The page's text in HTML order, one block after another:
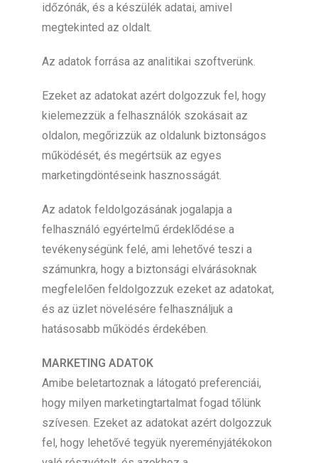
időzónák, és a készülék adatai, amivel
megtekinted az oldalt.
Az adatok forrása az analitikai szoftverünk.
Ezeket az adatokat azért dolgozzuk fel, hogy
kielemezzük a felhasználók szokásait az
oldalon, megőrizzük az oldalunk biztonságos
működését, és megértsük az egyes
marketingdöntéseink hasznosságát.
Az adatok feldolgozásának jogalapja a
felhasználó egyértelmű érdeklődése a
tevékenységünk felé, ami lehetővé teszi a
számunkra, hogy a biztonsági elvárásoknak
megfelelően feldolgozzuk ezeket az adatokat,
és az üzlet növelésére felhasználjuk a
hatásosabb működés érdekében.
MARKETING ADATOK
Amibe beletartoznak a látogató preferenciái,
hogy milyen marketingtartalmat fogad tőlünk
szívesen. Ezeket az adatokat azért dolgozzuk
fel, hogy lehetővé tegyük nyereményjátékokon